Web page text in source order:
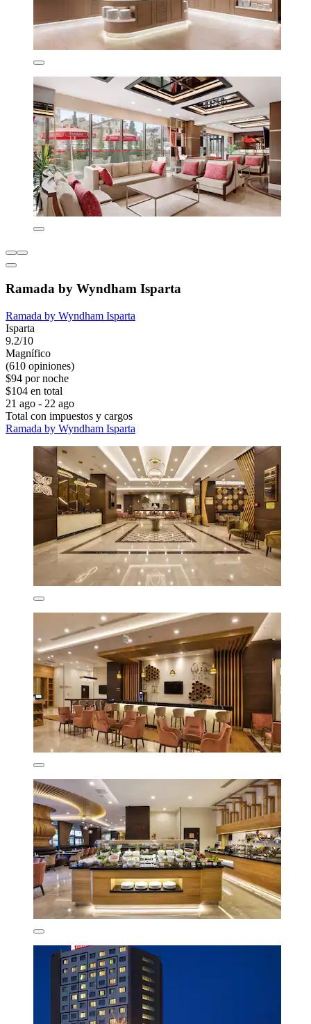
Ramada by Wyndham Isparta
Ramada by Wyndham Isparta
Isparta
9.2/10
Magnífico
(610 opiniones)
$94 por noche
$104 en total
21 ago - 22 ago
Total con impuestos y cargos
Ramada by Wyndham Isparta